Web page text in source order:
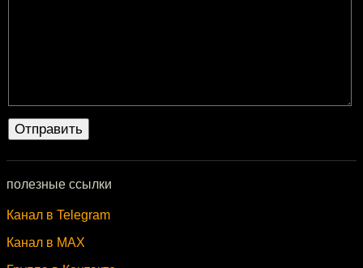
полезные ссылки
Канал в Telegram
Канал в MAX